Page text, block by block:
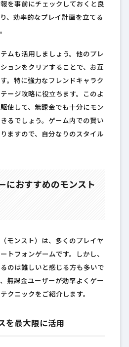
を事前にチェックしておくと良
、効率的なプレイ計画を立てる
ムも活用しましょう。他のプレ
ョンをクリアすることで、お互
。特に強力なフレンドキャラク
ージ攻略に役立ちます。このよ
使して、無課金でも十分にモン
るでしょう。ゲーム内での賢い
ますので、自分なりのスタイル
におすすめのモンスト
モンスト）は、多くのプレイヤ
トフォンゲームです。しかし、
のは難しいと感じる方も多いで
無課金ユーザーが効率よくゲー
クニックをご紹介します。
を最大限に活用